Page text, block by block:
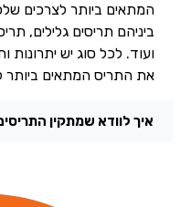
המתאים ביותר לצרכים שלכם.
ביניהם תריסים גלילים, תריסים
ועוד. לכל סוג יש יתרונות
את התריס המתאים ביותר
איך לוודא שמתקין התריסים